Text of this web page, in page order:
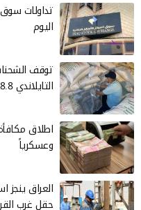
اليوم
توقف
التايلاندي 18.8% خلال النصف الأول
وعسكرياً
حقل غرب